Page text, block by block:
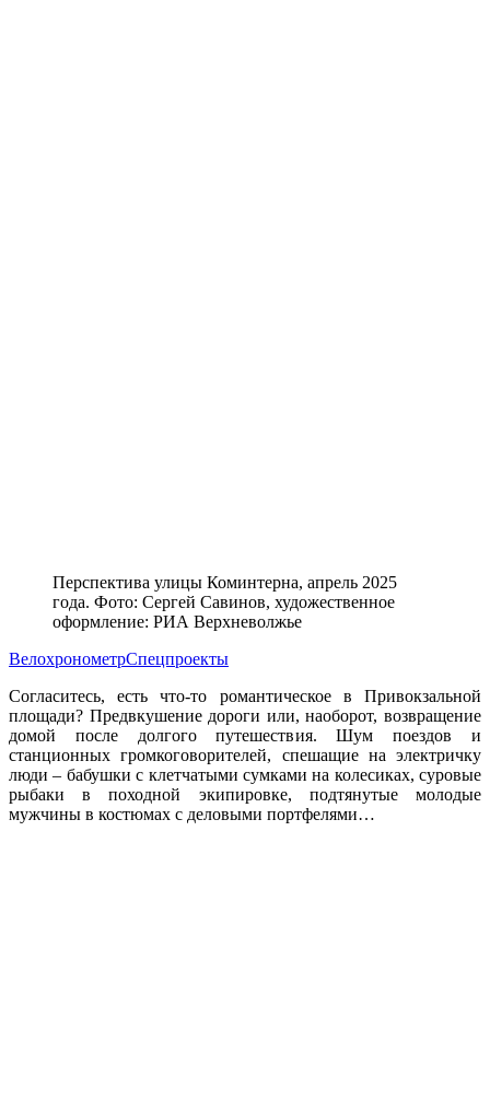
Перспектива улицы Коминтерна, апрель 2025
года. Фото: Сергей Савинов, художественное
оформление: РИА Верхневолжье
ВелохронометрСпецпроекты
Согласитесь, есть что-то романтическое в Привокзальной
площади? Предвкушение дороги или, наоборот, возвращение
домой после долгого путешествия. Шум поездов и
станционных громкоговорителей, спешащие на электричку
люди– бабушки с клетчатыми сумками на колесиках, суровые
рыбаки в походной экипировке, подтянутые молодые
мужчины в костюмах с деловыми портфелями…